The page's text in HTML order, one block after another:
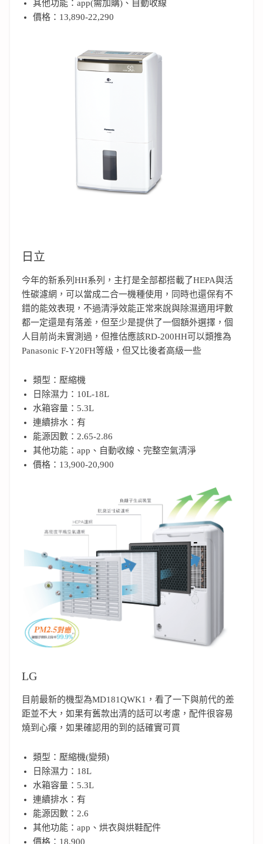
其他功能：app(需加購)、自動收線
價格：13,890-22,290
日立
今年的新系列HH系列，主打是全部都搭載了HEPA與活
性碳濾網，可以當成二合一機種使用，同時也還保有不
錯的能效表現，不過清淨效能正常來說與除濕適用坪數
都一定還是有落差，但至少是提供了一個額外選擇，個
人目前尚未實測過，但推估應該RD-200HH可以類推為
Panasonic F-Y20FH等級，但又比後者高級一些
類型：壓縮機
日除濕力：10L-18L
水箱容量：5.3L
連續排水：有
能源因數：2.65-2.86
其他功能：app、自動收線、完整空氣清淨
價格：13,900-20,900
LG
目前最新的機型為MD181QWK1，看了一下與前代的差
距並不大，如果有舊款出清的話可以考慮，配件很容易
燒到心癢，如果確認用的到的話確實可買
類型：壓縮機(變頻)
日除濕力：18L
水箱容量：5.3L
連續排水：有
能源因數：2.6
其他功能：app、烘衣與烘鞋配件
價格：18,900